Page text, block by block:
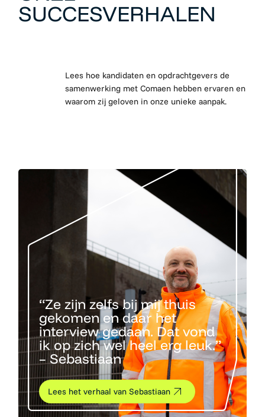
SUCCESVERHALEN
Lees hoe kandidaten en opdrachtgevers de
samenwerking met Comaen hebben ervaren en
waarom zij geloven in onze unieke aanpak.
“Ze zijn zelfs bij mij thuis
gekomen en daar het
interview gedaan. Dat vond
ik op zich wel heel erg leuk.”
– Sebastiaan
Lees het verhaal van Sebastiaan